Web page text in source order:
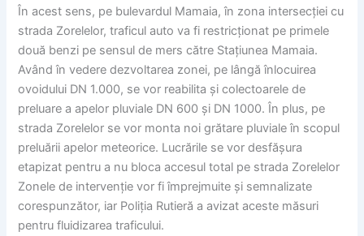
În acest sens, pe bulevardul Mamaia, în zona intersecției cu
strada Zorelelor, traficul auto va fi restricționat pe primele
două benzi pe sensul de mers către Stațiunea Mamaia.
Având în vedere dezvoltarea zonei, pe lângă înlocuirea
ovoidului DN 1.000, se vor reabilita și colectoarele de
preluare a apelor pluviale DN 600 și DN 1000. În plus, pe
strada Zorelelor se vor monta noi grătare pluviale în scopul
preluării apelor meteorice. Lucrările se vor desfășura
etapizat pentru a nu bloca accesul total pe strada Zorelelor
Zonele de intervenție vor fi împrejmuite și semnalizate
corespunzător, iar Poliția Rutieră a avizat aceste măsuri
pentru fluidizarea traficului.